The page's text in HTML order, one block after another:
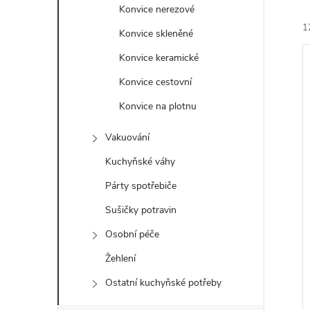
Konvice nerezové
Konvice skleněné
Konvice keramické
Konvice cestovní
Konvice na plotnu
Vakuování
Kuchyňské váhy
Párty spotřebiče
Sušičky potravin
Osobní péče
Žehlení
Ostatní kuchyňské potřeby
a